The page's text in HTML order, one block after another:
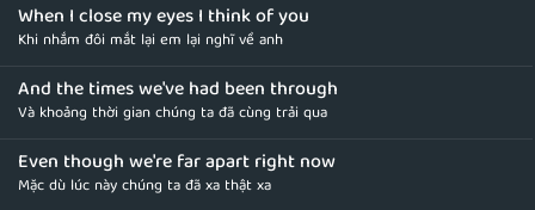
When I close my eyes I think of you
Khi nhắm đôi mắt lại em lại nghĩ về anh
And the times we've had been through
Và khoảng thời gian chúng ta đã cùng trải qua
Even though we're far apart right now
Mặc dù lúc này chúng ta đã xa thật xa